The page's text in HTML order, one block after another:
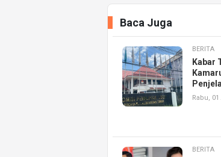
Baca Juga
BERITA
Kabar
Rabu,
BERITA